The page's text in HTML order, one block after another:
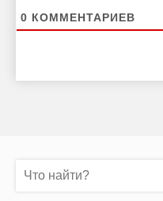
0 КОММЕНТАРИЕВ